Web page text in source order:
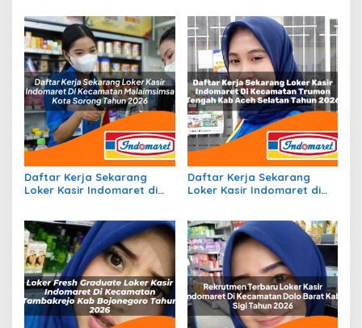
2026
Selatan Tahun 2026
Daftar Kerja Sekarang
Loker Kasir Indomaret di
Daftar Kerja Sekarang
Loker Kasir Indomaret di
Tahun 2026